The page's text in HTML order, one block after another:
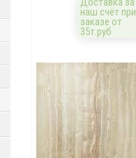
наш счёт при
заказе от
35т.руб